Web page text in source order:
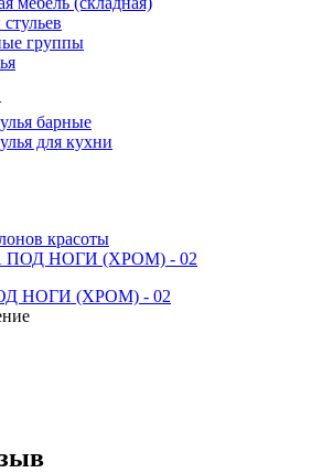
группы
барные
для кухни
красоты
НОГИ (ХРОМ) - 02